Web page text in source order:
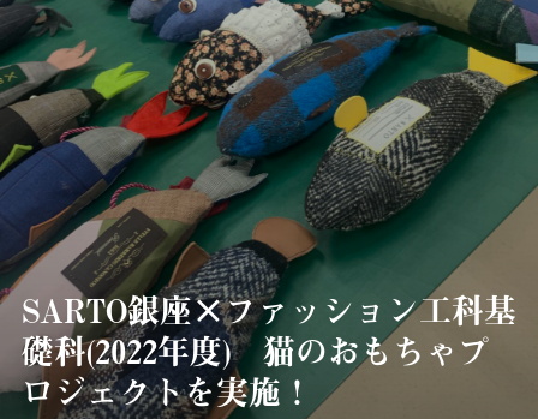
SARTO銀座×ファッション工科基
礎科(2022年度) 猫のおもちゃプ
ロジェクトを実施！